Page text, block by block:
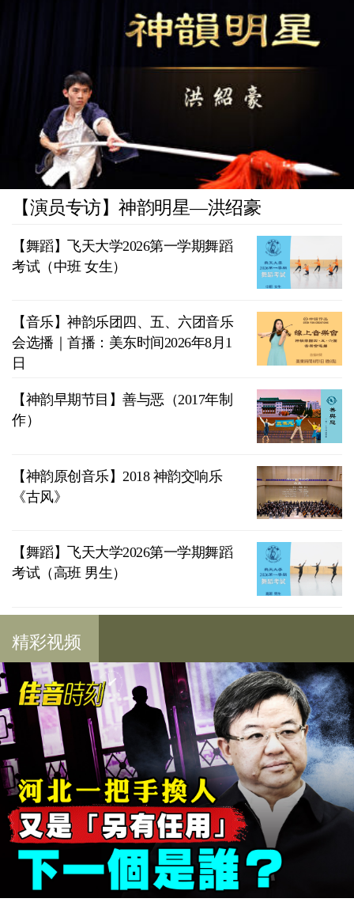
【演员专访】神韵明星—洪绍豪
【舞蹈】飞天大学2026第一学期舞蹈
考试（中班 女生）
【音乐】神韵乐团四、五、六团音乐
会选播｜首播：美东时间2026年8月1
日
【神韵早期节目】善与恶（2017年制
作）
【神韵原创音乐】2018 神韵交响乐
《古风》
【舞蹈】飞天大学2026第一学期舞蹈
考试（高班 男生）
精彩视频